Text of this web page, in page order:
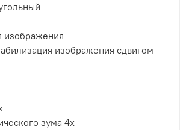
изображения
изображения сдвигом
зума 4x